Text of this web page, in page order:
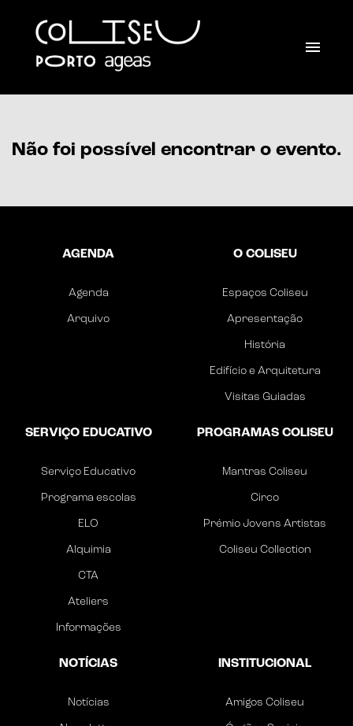
Não foi possível encontrar o evento.
AGENDA
Agenda
Arquivo
O COLISEU
Espaços Coliseu
Apresentação
História
Edifício e Arquitetura
Visitas Guiadas
SERVIÇO EDUCATIVO
Serviço Educativo
Programa escolas
ELO
Alquimia
CTA
Ateliers
Informações
PROGRAMAS COLISEU
Mantras Coliseu
Circo
Prémio Jovens Artistas
Coliseu Collection
NOTÍCIAS
Notícias
INSTITUCIONAL
Amigos Coliseu